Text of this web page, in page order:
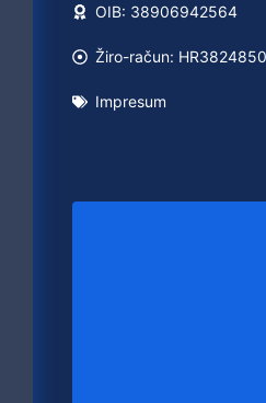
OIB: 38906942564
Žiro-račun:
Impresum